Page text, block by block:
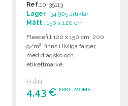
Ref.10-35113
Lager : 34 905 artiklar
Mått : 150 x 120 cm
Fleecefilt 120 x 150 cm, 200
g/m², finns i livliga färger,
med dragsko och
etikettmärke.
FRÅN
4,43 €EXKL. MOMS